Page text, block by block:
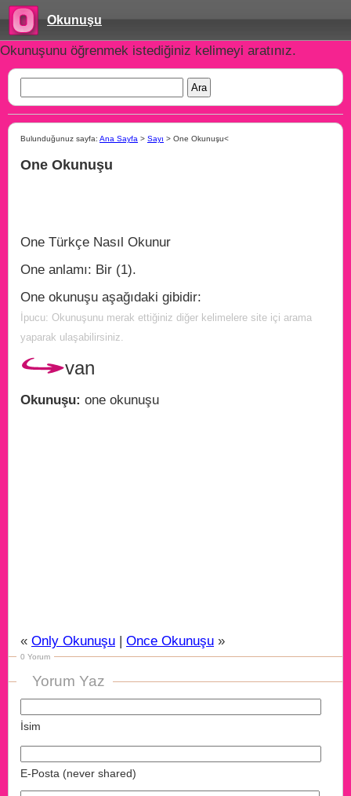
Okunuşu
Okunuşunu öğrenmek istediğiniz kelimeyi aratınız.
Bulunduğunuz sayfa: Ana Sayfa > Sayı > One Okunuşu<
One Okunuşu
One Türkçe Nasıl Okunur
One anlamı: Bir (1).
One okunuşu aşağıdaki gibidir:
İpucu: Okunuşunu merak ettiğiniz diğer kelimelere site içi arama
yaparak ulaşabilirsiniz.
van
Okunuşu: one okunuşu
« Only Okunuşu | Once Okunuşu »
0 Yorum
Yorum Yaz
İsim
E-Posta (never shared)